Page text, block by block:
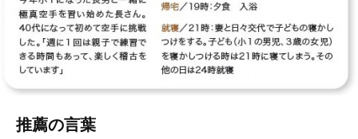
推薦の言葉